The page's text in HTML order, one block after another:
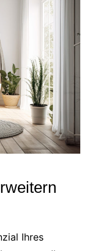
Ihres